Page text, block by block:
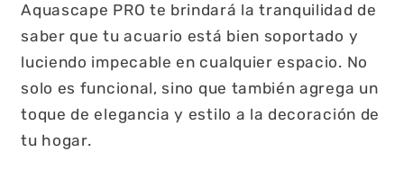
Aquascape PRO te brindará la tranquilidad de
saber que tu acuario está bien soportado y
luciendo impecable en cualquier espacio. No
solo es funcional, sino que también agrega un
toque de elegancia y estilo a la decoración de
tu hogar.